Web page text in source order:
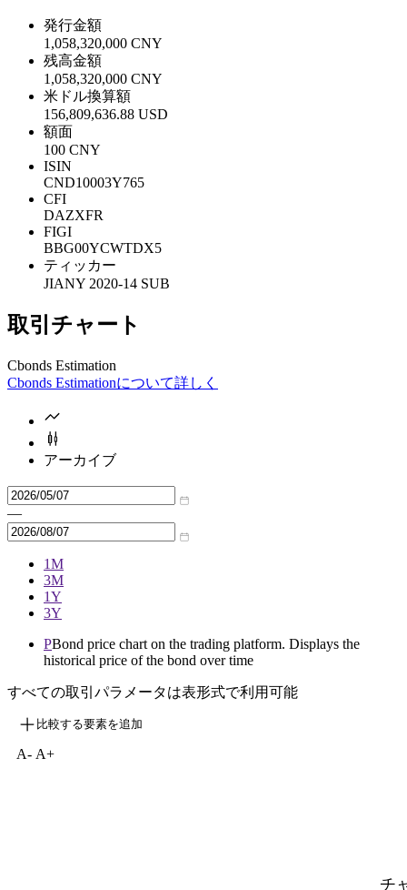
発行金額
1,058,320,000 CNY
残高金額
1,058,320,000 CNY
米ドル換算額
156,809,636.88 USD
額面
100 CNY
ISIN
CND10003Y765
CFI
DAZXFR
FIGI
BBG00YCWTDX5
ティッカー
JIANY 2020-14 SUB
取引チャート
Cbonds Estimation
Cbonds Estimationについて詳しく
アーカイブ
—
1M
3M
1Y
3Y
PBond price chart on the trading platform. Displays the
historical price of the bond over time
すべての取引パラメータは表形式で利用可能
比較する要素を追加